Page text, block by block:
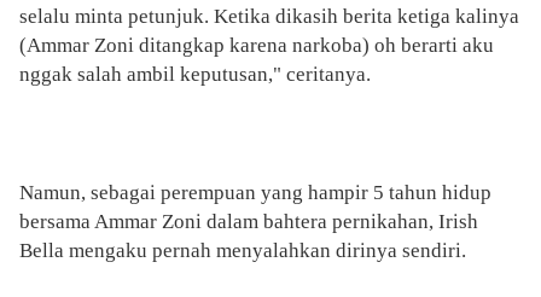
selalu minta petunjuk. Ketika dikasih berita ketiga kalinya
(Ammar Zoni ditangkap karena narkoba) oh berarti aku
nggak salah ambil keputusan," ceritanya.
Namun, sebagai perempuan yang hampir 5 tahun hidup
bersama Ammar Zoni dalam bahtera pernikahan, Irish
Bella mengaku pernah menyalahkan dirinya sendiri.